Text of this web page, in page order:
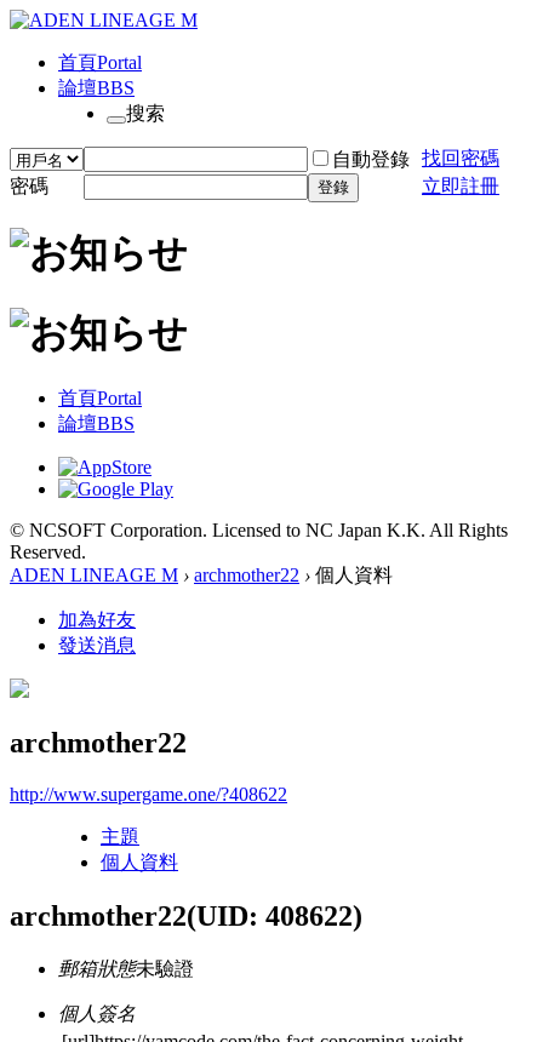
首頁Portal
論壇BBS
搜索
自動登錄 找回密碼
密碼
登錄 立即註冊
首頁Portal
論壇BBS
© NCSOFT Corporation. Licensed to NC Japan K.K. All Rights
Reserved.
ADEN LINEAGE M › archmother22 › 個人資料
加為好友
發送消息
archmother22
http://www.supergame.one/?408622
主題
個人資料
archmother22(UID: 408622)
郵箱狀態未驗證
個人簽名